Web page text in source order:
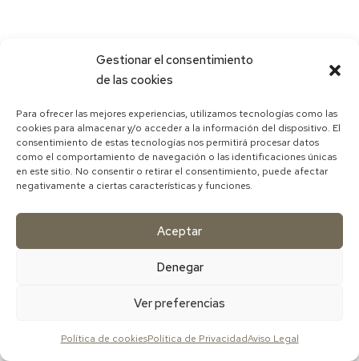
Gestionar el consentimiento
de las cookies
Para ofrecer las mejores experiencias, utilizamos tecnologías como las
cookies para almacenar y/o acceder a la información del dispositivo. El
consentimiento de estas tecnologías nos permitirá procesar datos
como el comportamiento de navegación o las identificaciones únicas
en este sitio. No consentir o retirar el consentimiento, puede afectar
negativamente a ciertas características y funciones.
Aceptar
Denegar
Ver preferencias
Política de cookiesPolítica de PrivacidadAviso Legal